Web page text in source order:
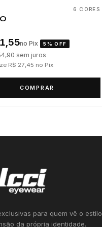
6 CORES
no Pix 5% OFF
sem juros
R$ 27,45 no Pix
COMPRAR
para quem vê o estilo
da própria identidade.